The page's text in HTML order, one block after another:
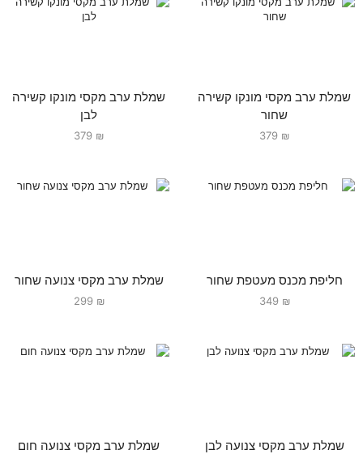
שמלת ערב מקסי מונקו קשירה
שחור
379 ₪
שמלת ערב מקסי מונקו קשירה
לבן
379 ₪
חליפת מכנס מעטפת שחור
349 ₪
שמלת ערב מקסי צנועה שחור
299 ₪
שמלת ערב מקסי צנועה לבן שמלת ערב מקסי צנועה חום